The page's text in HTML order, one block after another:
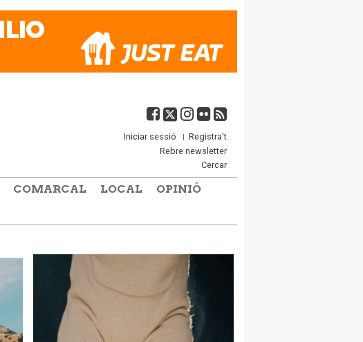
Iniciar sessió
Registra't
Rebre newsletter
Cercar
COMARCAL LOCAL
OPINIÓ